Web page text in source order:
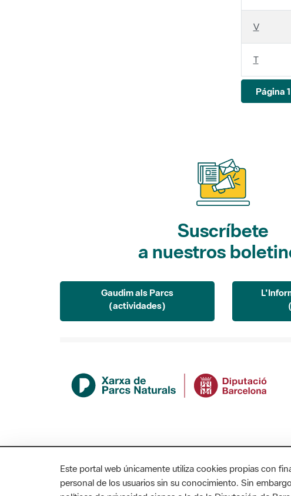
V
T
Página
Suscríbete
a nuestros
Gaudim als Parcs
(actividades)
Este portal web únicamente utiliza cookies propias con
personal de los usuarios sin su conocimiento. Sin